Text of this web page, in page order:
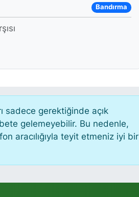
Bandırma
sadece gerektiğinde açık
gelemeyebilir. Bu nedenle,
aracılığıyla teyit etmeniz iyi bir